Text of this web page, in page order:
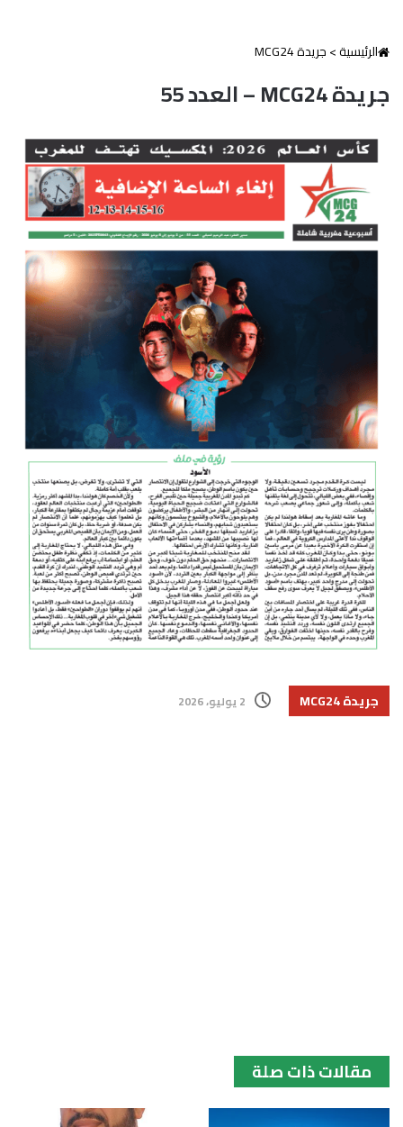
الرئيسية>جريدة MCG24
جريدة MCG24 – العدد 55
جريدة MCG24 2 يوليو، 2026
مقالات ذات صلة